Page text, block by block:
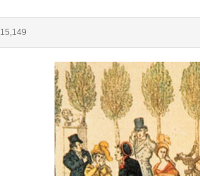
15,149